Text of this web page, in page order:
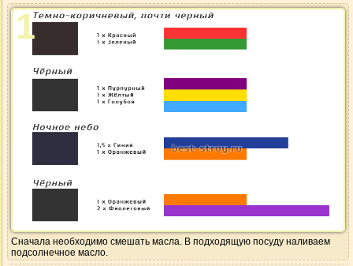
1
Сначала необходимо смешать масла. В подходящую посуду наливаем
подсолнечное масло.